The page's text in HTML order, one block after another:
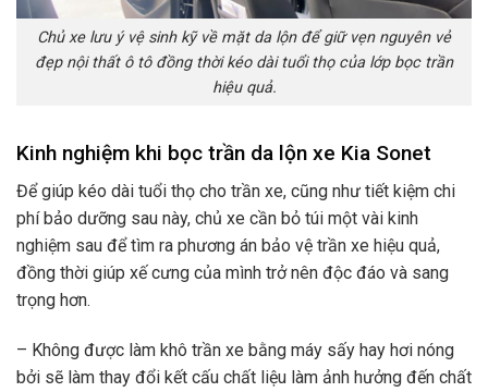
Chủ xe lưu ý vệ sinh kỹ về mặt da lộn để giữ vẹn nguyên vẻ
đẹp nội thất ô tô đồng thời kéo dài tuổi thọ của lớp bọc trần
hiệu quả.
Kinh nghiệm khi bọc trần da lộn xe Kia Sonet
Để giúp kéo dài tuổi thọ cho trần xe, cũng như tiết kiệm chi
phí bảo dưỡng sau này, chủ xe cần bỏ túi một vài kinh
nghiệm sau để tìm ra phương án bảo vệ trần xe hiệu quả,
đồng thời giúp xế cưng của mình trở nên độc đáo và sang
trọng hơn.
– Không được làm khô trần xe bằng máy sấy hay hơi nóng
bởi sẽ làm thay đổi kết cấu chất liệu làm ảnh hưởng đến chất